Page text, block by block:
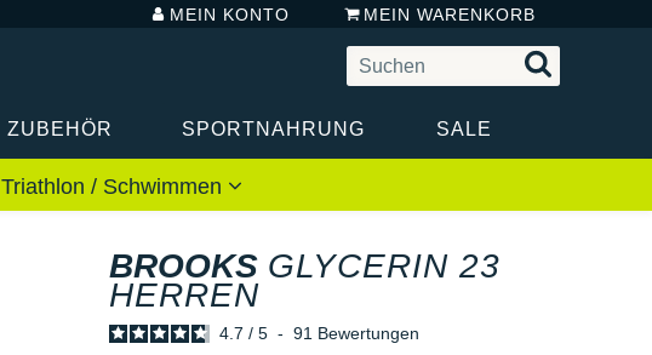
MEIN KONTO MEIN WARENKORB
ZUBEHÖR SPORTNAHRUNG SALE
Triathlon / Schwimmen
BROOKS GLYCERIN 23
HERREN
4.7 / 5 - 91 Bewertungen